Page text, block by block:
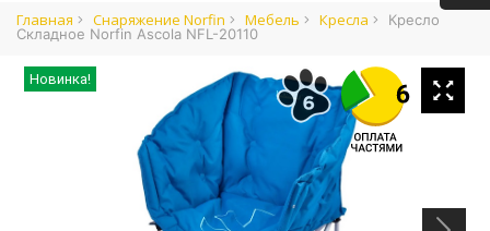
Главная Снаряжение Norfin Мебель Кресла
Кресло
Складное Norfin Ascola NFL-20110
Новинка!